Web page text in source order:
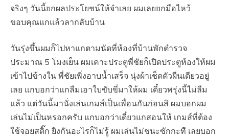
จริงๆ วันนี้ยกผลประโยชน์ให้จำเลย ผมเลยยกมือไหว้
ขอบคุณแกแล้วลากลับบ้าน
วันรุ่งขึ้นผมก็ไปหาแกตามนัดที่ห้องที่บ้านพักตำรวจ
ประมาณ 5 โมงเย็น ผมเคาะประตูพี่ชัยก็เปิดประตูห้องให้ผม
เข้าไปข้างใน พี่ชัยเพิ่งอาบน้ำเสร็จ นุ่งผ้าเช็ดตัวผืนเดียวอยู่
เลย แกบอกว่าแกลืมเอาใบขับขี่มาให้ผม เดี๋ยวพรุ่งนี้ไม่ลืม
แล้ว แต่วันนี้มานั่งเล่นเกมส์เป็นเพื่อนกันก่อนสิ ผมบอกผม
เล่นไม่เป็นหรอกครับ แกบอกว่าเดี๋ยวแกสอนให้ เกมส์ที่ต้อง
ใช้จอยสติ๊ก ยิงกันอะไรก็ไม่รู้ ผมเล่นไม่ชนะซักกะที เลยบอก